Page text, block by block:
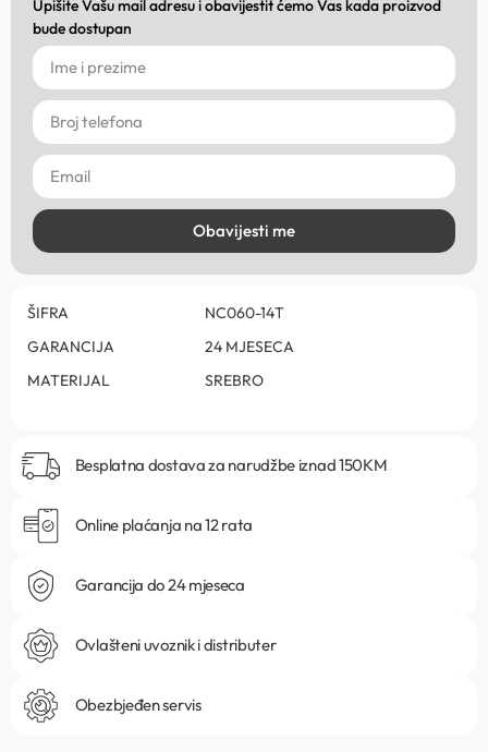
Upišite Vašu mail adresu i obavijestit ćemo Vas kada proizvod
bude dostupan
Obavijesti me
ŠIFRA
NC060-14T
GARANCIJA
24 MJESECA
MATERIJAL
SREBRO
Besplatna dostava za narudžbe iznad 150KM
Online plaćanja na 12 rata
Garancija do 24 mjeseca
Ovlašteni uvoznik i distributer
Obezbjeđen servis